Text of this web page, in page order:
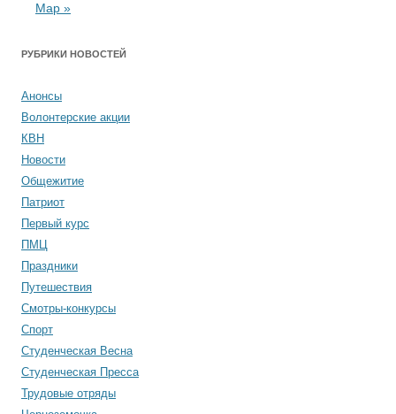
Мар »
РУБРИКИ НОВОСТЕЙ
Анонсы
Волонтерские акции
КВН
Новости
Общежитие
Патриот
Первый курс
ПМЦ
Праздники
Путешествия
Смотры-конкурсы
Спорт
Студенческая Весна
Студенческая Пресса
Трудовые отряды